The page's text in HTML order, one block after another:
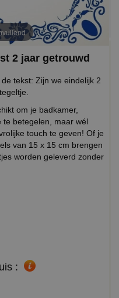
2 jaar getrouwd
tekst: Zijn we eindelijk 2
om je badkamer,
betegelen, maar wél
touch te geven! Of je
van 15 x 15 cm brengen
worden geleverd zonder
: